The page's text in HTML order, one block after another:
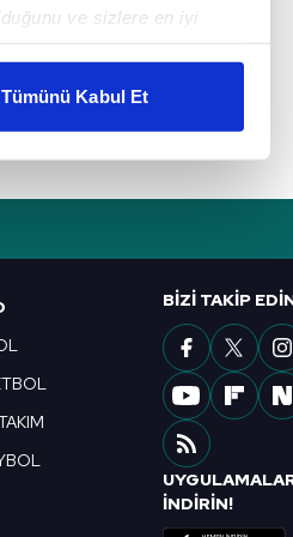
ve sizlere en iyi
gösterilmeyecektir."
sunulması
ve sizlere yönelik
detaylı bilgi için Ayarlar
ve sitemizde ilgili
Tümünü Kabul Et
BIZI TAKIP
İNDİRİN!